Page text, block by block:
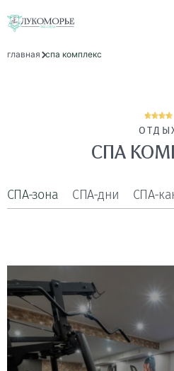
главная спа комплекс
СПА
СПА-зона СПА-дни СПА-